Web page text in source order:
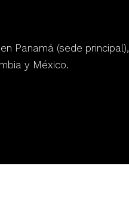
Panamá (sede principal),
y México.